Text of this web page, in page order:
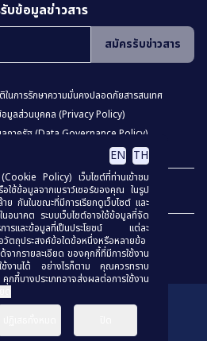
EN TH
Policy) เว็บไซต์ที่ท่านเข้าชม
ใช้ข้อมูลจากเบราว์เซอร์ของคุณ ในรูป
ย กันในขณะที่มีการเรียกดูเว็บไซต์ และ
นอนาคต ระบบเว็บไซต์อาจใช้ข้อมูลที่จัด
ริการและข้อมูลที่เป็นประโยชน์ แต่ละ
วัตถุประสงค์ข้อใดข้อหนึ่งหรือหลายข้อ
จากรายละเอียด ของคุกกี้ที่มีการใช้งาน
ใช้งานได้ อย่างไรก็ตาม คุณควรทราบ
บางประเภทอาจส่งผลต่อการใช้งาน
บข้อมูลข่าวสาร
สมัครรับข่าวสาร
ติในการรักษาความมั่นคงปลอดภัยสารสนเทศ
มูลส่วนบุคคล (Privacy Policy)
ลภาครัฐ (Data Governance Policy)
การปฏิเสธความรับผิด (Disclaimer)
ผงผังเว็บไซต์
กรมส่งเสริมการค้าระหว่างประเทศ